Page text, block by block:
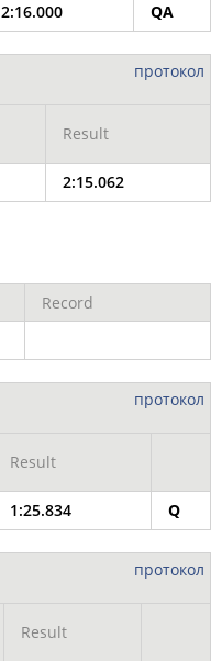
2:16.000 QA
протокол
Result
2:15.062
Record
протокол
Result
1:25.834 Q
протокол
Result